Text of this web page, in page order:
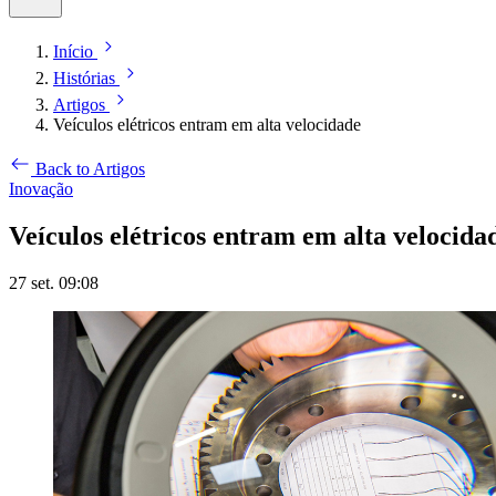
Início
Histórias
Artigos
Veículos elétricos entram em alta velocidade
Back to Artigos
Inovação
Veículos elétricos entram em alta
27 set. 09:08